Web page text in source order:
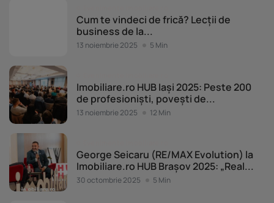
Cum te vindeci de frică? Lecții de
business de la...
13 noiembrie 2025 5 Min
Imobiliare.ro HUB Iași 2025: Peste 200
de profesioniști, povești de...
13 noiembrie 2025 12 Min
George Seicaru (RE/MAX Evolution) la
Imobiliare.ro HUB Brașov 2025: „Real...
30 octombrie 2025 5 Min